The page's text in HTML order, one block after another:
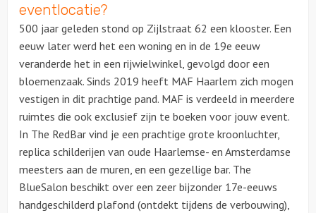
eventlocatie?
500 jaar geleden stond op Zijlstraat 62 een klooster. Een
eeuw later werd het een woning en in de 19e eeuw
veranderde het in een rijwielwinkel, gevolgd door een
bloemenzaak. Sinds 2019 heeft MAF Haarlem zich mogen
vestigen in dit prachtige pand. MAF is verdeeld in meerdere
ruimtes die ook exclusief zijn te boeken voor jouw event.
In The RedBar vind je een prachtige grote kroonluchter,
replica schilderijen van oude Haarlemse- en Amsterdamse
meesters aan de muren, en een gezellige bar. The
BlueSalon beschikt over een zeer bijzonder 17e-eeuws
handgeschilderd plafond (ontdekt tijdens de verbouwing),